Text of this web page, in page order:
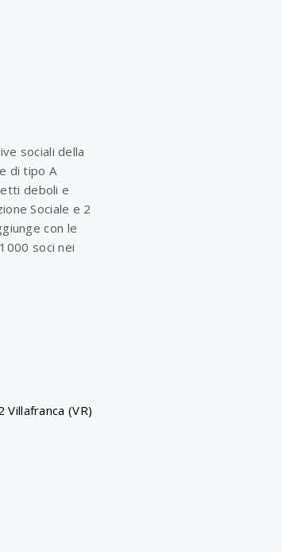
sociali della
di tipo A
deboli e
Sociale e 2
con le
soci nei
(VR)